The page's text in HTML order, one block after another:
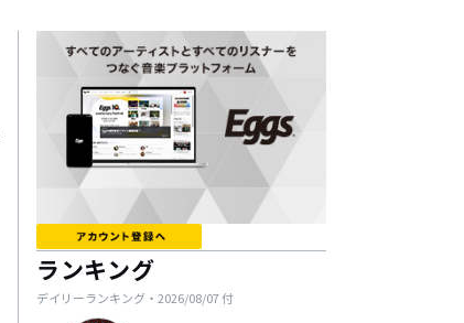
ランキング
デイリーランキング・ 2026/08/07付